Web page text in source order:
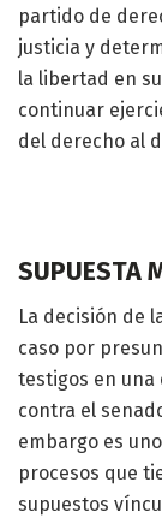
partido de
justicia y
la libertad en
continuar
del derecho al
SUPUESTA
La decisión de
caso por
testigos en
contra el
embargo es
procesos que
supuestos